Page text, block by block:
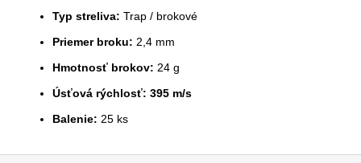
Typ streliva: Trap / brokové
Priemer broku: 2,4 mm
Hmotnosť brokov: 24 g
Úsťová rýchlosť: 395 m/s
Balenie: 25 ks